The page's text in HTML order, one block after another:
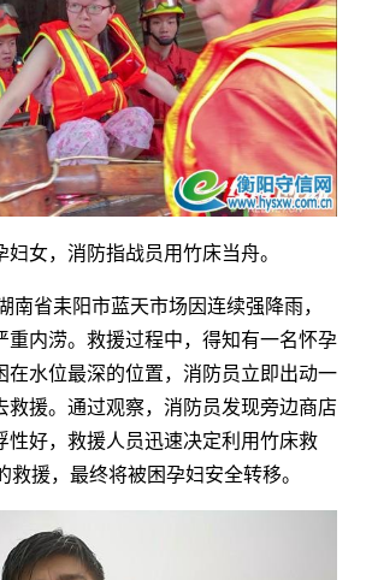
女，消防指战员用竹床当舟。
南省耒阳市蓝天市场因连续强降雨，
重内涝。救援过程中，得知有一名怀孕
在水位最深的位置，消防员立即出动一
救援。通过观察，消防员发现旁边商店
性好，救援人员迅速决定利用竹床救
救援，最终将被困孕妇安全转移。